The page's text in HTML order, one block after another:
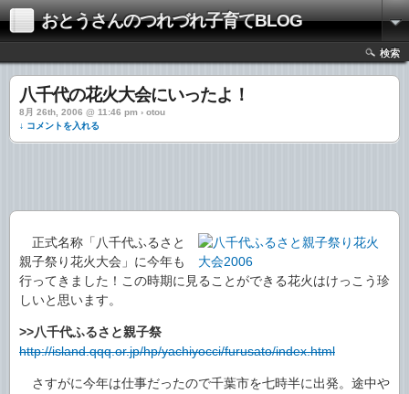
おとうさんのつれづれ子育てBLOG
検索
八千代の花火大会にいったよ！
8月 26th, 2006 @ 11:46 pm › otou
↓ コメントを入れる
正式名称「八千代ふるさと
親子祭り花火大会」に今年も
行ってきました！この時期に見ることができる花火はけっこう珍
しいと思います。
>>八千代ふるさと親子祭
http://island.qqq.or.jp/hp/yachiyocci/furusato/index.html
さすがに今年は仕事だったので千葉市を七時半に出発。途中や